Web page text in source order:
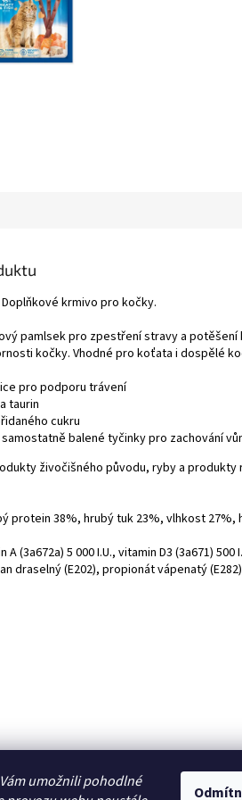
umožnili pohodlné
krmivo pro kočky.
pamlsek pro zpestření stravy a
kočky. Vhodné pro koťata i dospělé
pro podporu trávení
taurin
cukru
samostatně balené tyčinky pro zachování
živočišného původu, ryby a
protein 38%, hrubý tuk 23%, vlhkost 27%,
A (3a672a) 5 000 I.U., vitamin D3 (3a671)
draselný (E202), propionát vápenatý